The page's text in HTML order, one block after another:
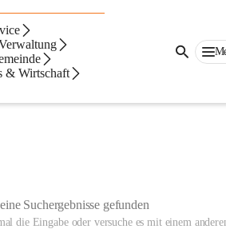
& Wirtschaft
Suchergebnisse gefunden
die Eingabe oder versuche es mit einem